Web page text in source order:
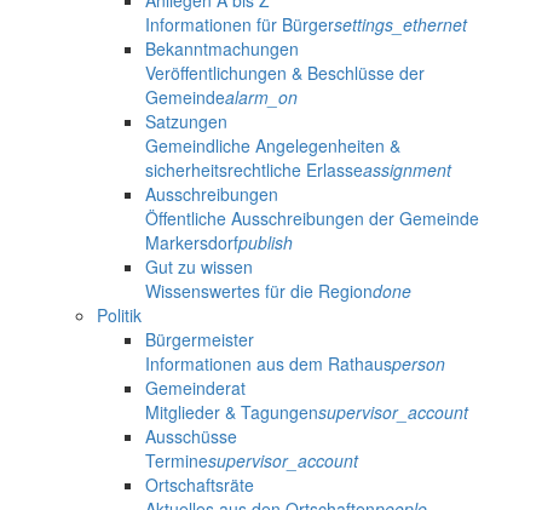
Informationen für Bürgersettings_ethernet
Bekanntmachungen
Veröffentlichungen & Beschlüsse der
Gemeindealarm_on
Satzungen
Gemeindliche Angelegenheiten &
sicherheitsrechtliche Erlasseassignment
Ausschreibungen
Öffentliche Ausschreibungen der Gemeinde
Markersdorfpublish
Gut zu wissen
Wissenswertes für die Regiondone
Politik
Bürgermeister
Informationen aus dem Rathausperson
Gemeinderat
Mitglieder & Tagungensupervisor_account
Ausschüsse
Terminesupervisor_account
Ortschaftsräte